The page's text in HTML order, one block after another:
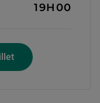
19H00